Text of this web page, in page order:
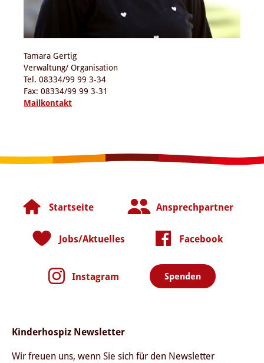
Tamara Gertig
Verwaltung/ Organisation
Tel. 08334/99 99 3-34
Fax: 08334/99 99 3-31
Mailkontakt
Startseite Ansprechpartner
Jobs/Aktuelles Facebook
Instagram Spenden
Kinderhospiz Newsletter
Wir freuen uns, wenn Sie sich für den Newsletter